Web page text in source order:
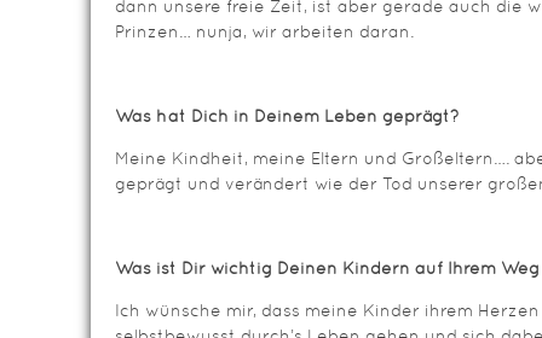
dann unsere freie Zeit, ist aber gerade auch die
Prinzen… nunja, wir arbeiten daran.
Was hat Dich in Deinem Leben geprägt?
Meine Kindheit, meine Eltern und Großeltern….
geprägt und verändert wie der Tod unserer
Was ist Dir wichtig Deinen Kindern auf Ihrem
Ich wünsche mir, dass meine Kinder ihrem